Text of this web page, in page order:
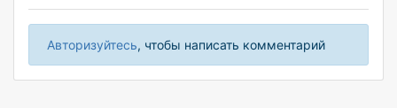
Авторизуйтесь, чтобы написать комментарий